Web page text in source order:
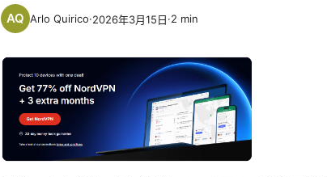
Arlo Quirico·2026年3月15日·2 min